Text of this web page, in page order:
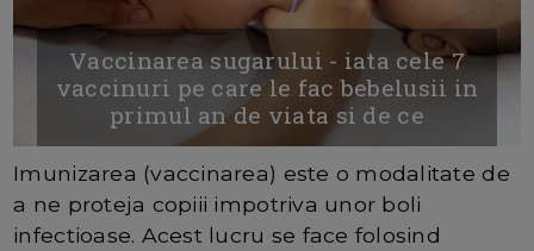
Vaccinarea sugarului - iata cele 7
vaccinuri pe care le fac bebelusii in
primul an de viata si de ce
Imunizarea (vaccinarea) este o modalitate de
a ne proteja copiii impotriva unor boli
infectioase. Acest lucru se face folosind